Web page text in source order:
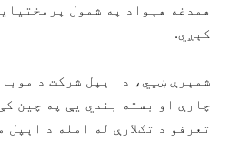
همدغه هېواد په شمول
کېږي.
چارې او بسته بندي يې په چين